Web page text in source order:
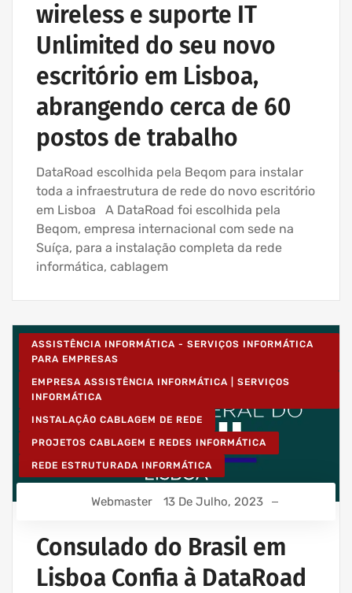
wireless e suporte IT
Unlimited do seu novo
escritório em Lisboa,
abrangendo cerca de 60
postos de trabalho
DataRoad escolhida pela Beqom para instalar
toda a infraestrutura de rede do novo escritório
em Lisboa A DataRoad foi escolhida pela
Beqom, empresa internacional com sede na
Suíça, para a instalação completa da rede
informática, cablagem
ASSISTÊNCIA INFORMÁTICA - SERVIÇOS INFORMÁTICA
PARA EMPRESAS
EMPRESA ASSISTÊNCIA INFORMÁTICA | SERVIÇOS
INFORMÁTICA
INSTALAÇÃO CABLAGEM DE REDE
PROJETOS CABLAGEM E REDES INFORMÁTICA
REDE ESTRUTURADA INFORMÁTICA
Webmaster 13 De Julho, 2023
Consulado do Brasil em
Lisboa Confia à DataRoad